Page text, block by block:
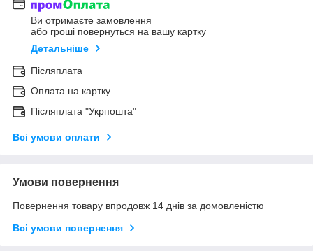
Ви отримаєте замовлення
або гроші повернуться на вашу картку
Детальніше
Післяплата
Оплата на картку
Післяплата "Укрпошта"
Всі умови оплати
Умови повернення
Повернення товару впродовж 14 днів за домовленістю
Всі умови повернення